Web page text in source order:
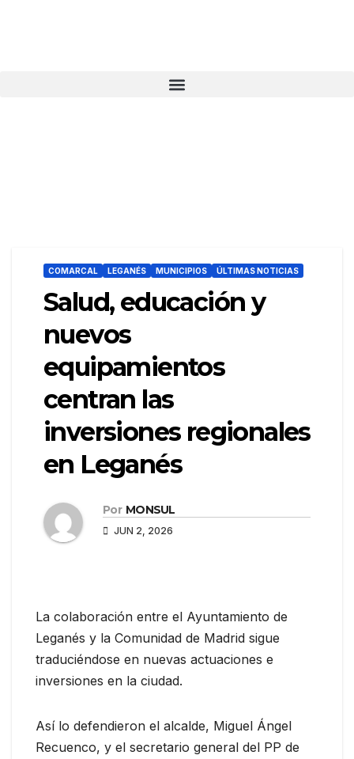
COMARCAL LEGANÉS MUNICIPIOS ÚLTIMAS NOTICIAS
Salud, educación y
nuevos
equipamientos
centran las
inversiones regionales
en Leganés
Por MONSUL
JUN 2, 2026
La colaboración entre el Ayuntamiento de
Leganés y la Comunidad de Madrid sigue
traduciéndose en nuevas actuaciones e
inversiones en la ciudad.
Así lo defendieron el alcalde, Miguel Ángel
Recuenco, y el secretario general del PP de